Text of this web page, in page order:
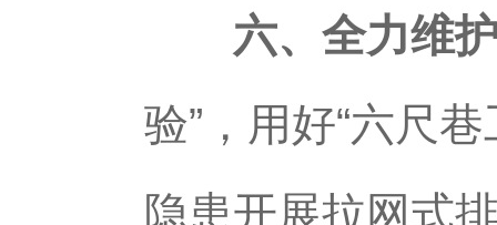
六、全力维
验”，用好“六尺
隐患开展拉网式